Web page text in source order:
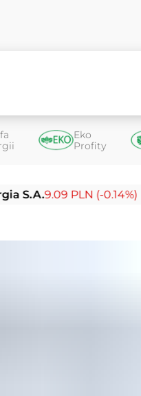
Eko
Profity
9.09 PLN (-0.14%) Enea